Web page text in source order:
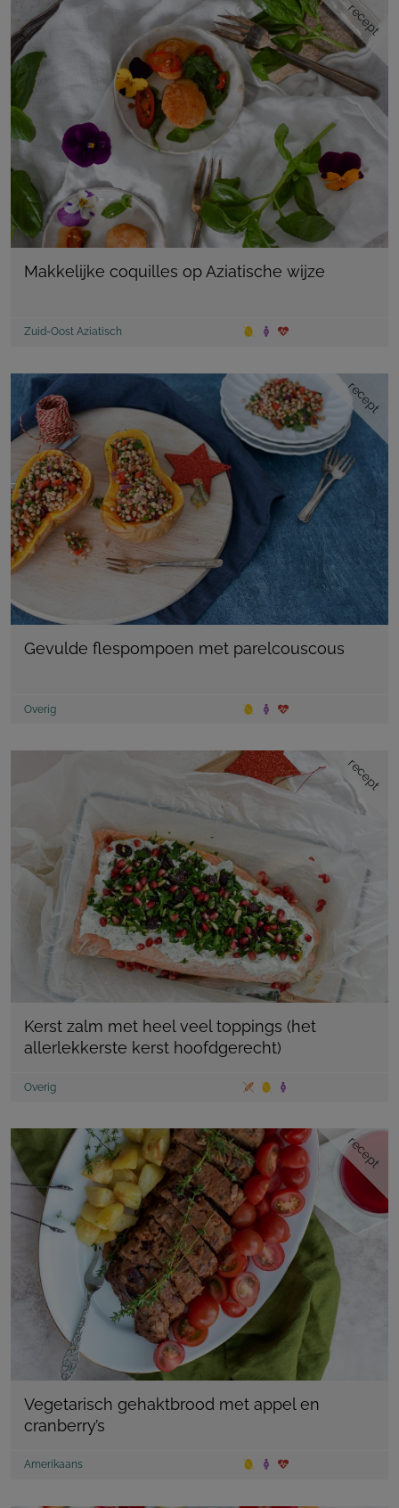
recept
Makkelijke coquilles op Aziatische wijze
Zuid-Oost Aziatisch
recept
Gevulde flespompoen met parelcouscous
Overig
recept
Kerst zalm met heel veel toppings (het
allerlekkerste kerst hoofdgerecht)
Overig
recept
Vegetarisch gehaktbrood met appel en
cranberry’s
Amerikaans